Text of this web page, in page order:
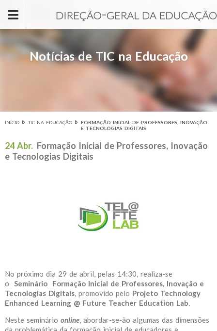
Notícias de TIC na Educação
INÍCIO TIC NA EDUCAÇÃO
FORMAÇÃO INICIAL DE PROFESSORES, INOVAÇÃO
E TECNOLOGIAS DIGITAIS
24 Abr. Formação Inicial de Professores, Inovação
e Tecnologias Digitais
No próximo dia 29 de abril, pelas 14:30, realiza-se
o Seminário Formação Inicial de Professores, Inovação e
Tecnologias Digitais, promovido pelo Projeto Technology
Enhanced Learning @ Future Teacher Education Lab.
Neste seminário online, abordar-se-ão algumas das dimensões